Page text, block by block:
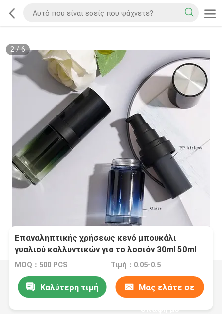
2/6
Επαναληπτικής χρήσεως κενό μπουκάλι
γυαλιού καλλυντικών για το λοσιόν 30ml 50ml
100ml ορών Cosmet
MOQ：500 PCS Τιμή：0.05-0.5
Καλύτερη τιμή Μας ελάτε σε
επαφή με